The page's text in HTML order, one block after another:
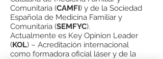
Comunitaria (CAMFI) y de la Sociedad
Española de Medicina Familiar y
Comunitaria (SEMFYC).
Actualmente es Key Opinion Leader
(KOL) – Acreditación internacional
como formadora oficial láser y de la